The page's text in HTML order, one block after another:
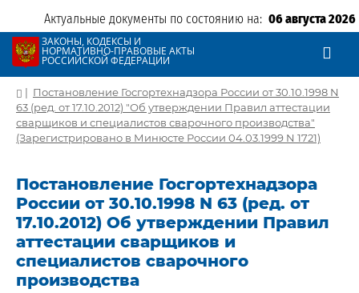
Актуальные документы по состоянию на: 06 августа 2026
ЗАКОНЫ, КОДЕКСЫ И
НОРМАТИВНО-ПРАВОВЫЕ АКТЫ
РОССИЙСКОЙ ФЕДЕРАЦИИ
| Постановление Госгортехнадзора России от 30.10.1998 N
63 (ред. от 17.10.2012) "Об утверждении Правил аттестации
сварщиков и специалистов сварочного производства"
(Зарегистрировано в Минюсте России 04.03.1999 N 1721)
Постановление Госгортехнадзора
России от 30.10.1998 N 63 (ред. от
17.10.2012) Об утверждении Правил
аттестации сварщиков и
специалистов сварочного
производства